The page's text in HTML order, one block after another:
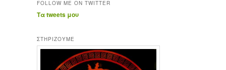
FOLLOW ME ON TWITTER
Τα tweets μου
ΣΤΗΡΊΖΟΥΜΕ